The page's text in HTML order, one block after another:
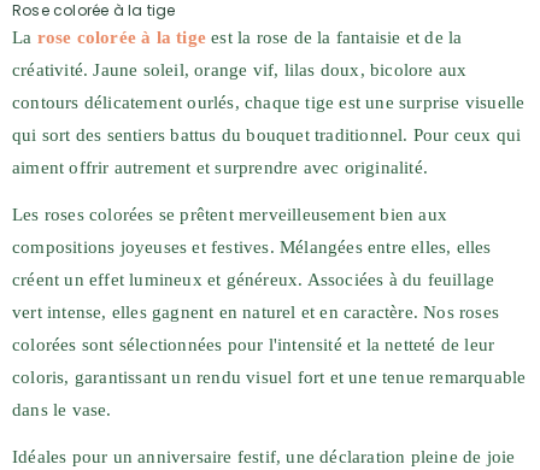
Rose colorée à la tige
La rose colorée à la tige est la rose de la fantaisie et de la
créativité. Jaune soleil, orange vif, lilas doux, bicolore aux
contours délicatement ourlés, chaque tige est une surprise visuelle
qui sort des sentiers battus du bouquet traditionnel. Pour ceux qui
aiment offrir autrement et surprendre avec originalité.
Les roses colorées se prêtent merveilleusement bien aux
compositions joyeuses et festives. Mélangées entre elles, elles
créent un effet lumineux et généreux. Associées à du feuillage
vert intense, elles gagnent en naturel et en caractère. Nos roses
colorées sont sélectionnées pour l'intensité et la netteté de leur
coloris, garantissant un rendu visuel fort et une tenue remarquable
dans le vase.
Idéales pour un anniversaire festif, une déclaration pleine de joie